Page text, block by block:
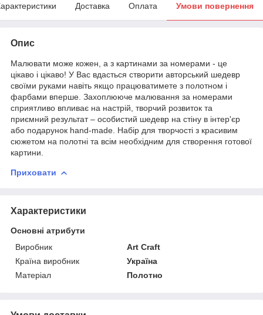
Доставка Оплата Умови повернення
Опис
Малювати може кожен, а з картинами за номерами - це
цікаво і цікаво! У Вас вдасться створити авторський шедевр
своїми руками навіть якщо працюватимете з полотном і
фарбами вперше. Захоплююче малювання за номерами
сприятливо впливає на настрій, творчий розвиток та
приємний результат – особистий шедевр на стіну в інтер'єр
або подарунок hand-made. Набір для творчості з красивим
сюжетом на полотні та всім необхідним для створення готової
картини.
Приховати
Характеристики
Основні атрибути
Виробник
Art Craft
Країна виробник
Україна
Матеріал
Полотно